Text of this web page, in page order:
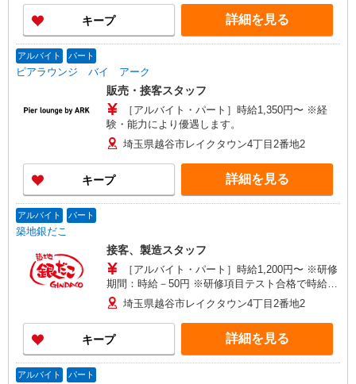
3万円まで交通費支給 ※試用期間（2〜3ヶ月）も
同条件 【手当】固定残業手当／資格手当／店舗職
制手当／住宅手当（実家外かつ賃貸の場合のみ別
当の種類はエリアにより異なります。詳細は面接
時にお尋ねください。
キープ 詳細を見る
アルバイト パート
ピアラウンジ バイ アーク
販売・接客スタッフ
［アルバイト・パート］時給1,350円〜 ※経
験・能力により優遇します。
埼玉県越谷市レイクタウン4丁目2番地2
キープ 詳細を見る
アルバイト パート
築地銀だこ
接客、製造スタッフ
［アルバイト・パート］時給1,200円〜 ※研修
期間：時給－50円 ※研修項目テスト合格で時給ア
ップ埼玉県越谷市レイクタウン4丁目2番地2
キープ 詳細を見る
アルバイト パート